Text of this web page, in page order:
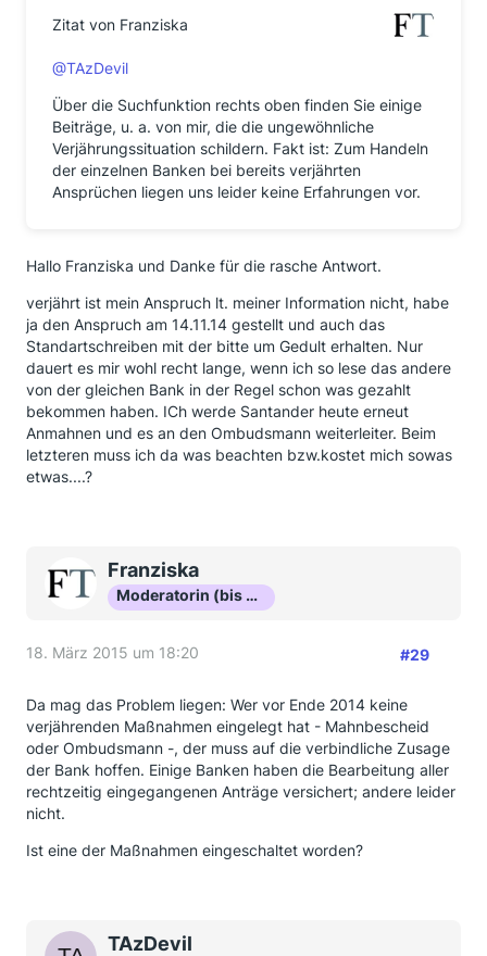
Zitat von Franziska
@TAzDevil
Über die Suchfunktion rechts oben finden Sie einige
Beiträge, u. a. von mir, die die ungewöhnliche
Verjährungssituation schildern. Fakt ist: Zum Handeln
der einzelnen Banken bei bereits verjährten
Ansprüchen liegen uns leider keine Erfahrungen vor.
Hallo Franziska und Danke für die rasche Antwort.
verjährt ist mein Anspruch lt. meiner Information nicht, habe
ja den Anspruch am 14.11.14 gestellt und auch das
Standartschreiben mit der bitte um Gedult erhalten. Nur
dauert es mir wohl recht lange, wenn ich so lese das andere
von der gleichen Bank in der Regel schon was gezahlt
bekommen haben. ICh werde Santander heute erneut
Anmahnen und es an den Ombudsmann weiterleiter. Beim
letzteren muss ich da was beachten bzw.kostet mich sowas
etwas....?
Franziska
Moderatorin (bis Okt 16)
18. März 2015 um 18:20 #29
Da mag das Problem liegen: Wer vor Ende 2014 keine
verjährenden Maßnahmen eingelegt hat - Mahnbescheid
oder Ombudsmann -, der muss auf die verbindliche Zusage
der Bank hoffen. Einige Banken haben die Bearbeitung aller
rechtzeitig eingegangenen Anträge versichert; andere leider
nicht.
Ist eine der Maßnahmen eingeschaltet worden?
TAzDevil